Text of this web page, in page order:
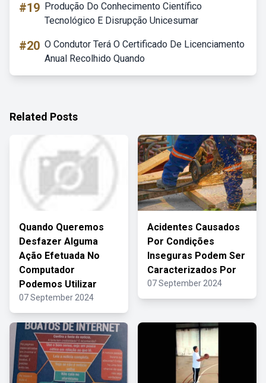
#19 Produção Do Conhecimento Científico
Tecnológico E Disrupção Unicesumar
#20 O Condutor Terá O Certificado De Licenciamento
Anual Recolhido Quando
Related Posts
Quando Queremos
Desfazer Alguma
Ação Efetuada No
Computador
Podemos Utilizar
07 September 2024
Acidentes Causados
Por Condições
Inseguras Podem Ser
Caracterizados Por
07 September 2024